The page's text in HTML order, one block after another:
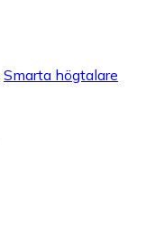
Smarta högtalare